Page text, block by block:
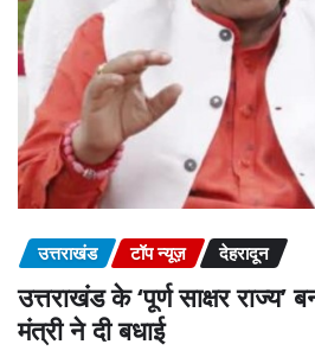
उत्तराखंड टॉप न्यूज़ देहरादून
उत्तराखंड के ‘पूर्ण साक्षर राज्य’
मंत्री ने दी बधाई